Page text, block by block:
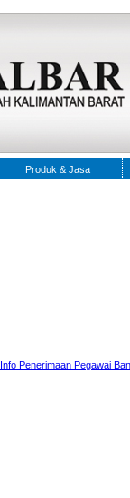
Produk & Jasa
Info Penerimaan Pegawai